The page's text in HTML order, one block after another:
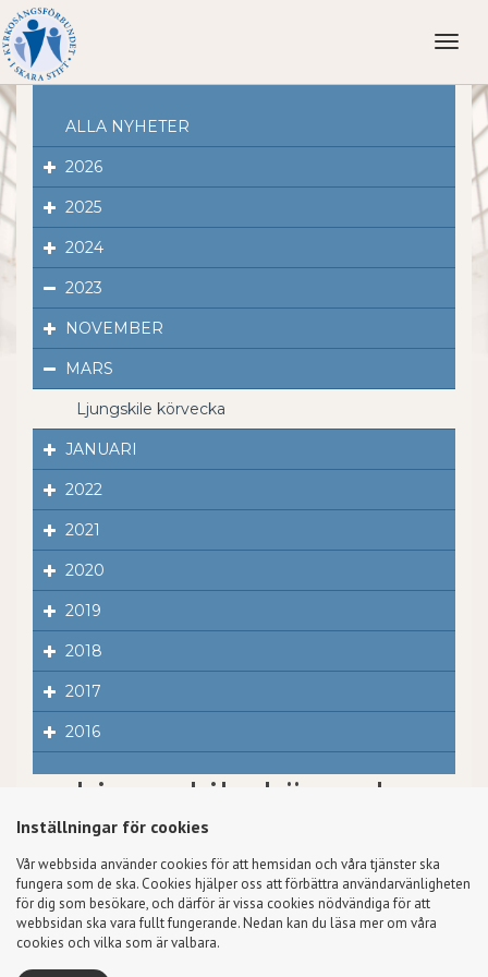
ALLA NYHETER
2026
2025
2024
2023
NOVEMBER
MARS
Ljungskile körvecka
JANUARI
2022
2021
2020
2019
2018
2017
2016
Ljungskile körvecka
Välkommen på Ljungskile körvecka!
Läs mer på vår kurssida!
2023-03-13
Inställningar för cookies
Vår webbsida använder cookies för att hemsidan och våra tjänster ska
fungera som de ska. Cookies hjälper oss att förbättra användarvänligheten
för dig som besökare, och därför är vissa cookies nödvändiga för att
webbsidan ska vara fullt fungerande. Nedan kan du läsa mer om våra
cookies och vilka som är valbara.